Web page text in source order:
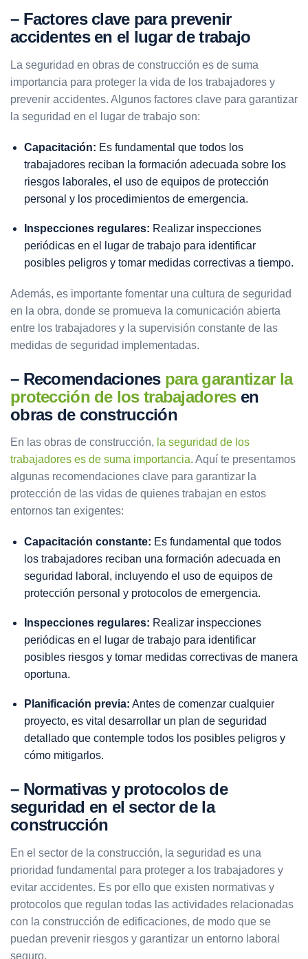
– Factores clave para prevenir
accidentes en el lugar de trabajo
La seguridad en obras de construcción es de suma
importancia para proteger la vida de los trabajadores y
prevenir accidentes. Algunos factores clave para garantizar
la seguridad en el lugar de trabajo son:
Capacitación: Es fundamental que todos los
trabajadores reciban la formación adecuada sobre los
riesgos laborales, el uso de equipos de protección
personal y los procedimientos de emergencia.
Inspecciones regulares: Realizar inspecciones
periódicas en el lugar de trabajo para identificar
posibles peligros y tomar medidas correctivas a tiempo.
Además, es importante fomentar una cultura de seguridad
en la obra, donde se promueva la comunicación abierta
entre los trabajadores y la supervisión constante de las
medidas de seguridad implementadas.
– Recomendaciones para garantizar la
protección de los trabajadoresen
obras de construcción
En las obras de construcción, la seguridad de los
trabajadores es de suma importancia. Aquí te presentamos
algunas recomendaciones clave para garantizar la
protección de las vidas de quienes trabajan en estos
entornos tan exigentes:
Capacitación constante: Es fundamental que todos
los trabajadores reciban una formación adecuada en
seguridad laboral, incluyendo el uso de equipos de
protección personal y protocolos de emergencia.
Inspecciones regulares: Realizar inspecciones
periódicas en el lugar de trabajo para identificar
posibles riesgos y tomar medidas correctivas de manera
oportuna.
Planificación previa: Antes de comenzar cualquier
proyecto, es vital desarrollar un plan de seguridad
detallado que contemple todos los posibles peligros y
cómo mitigarlos.
– Normativas y protocolos de
seguridad en el sector de la
construcción
En el sector de la construcción, la seguridad es una
prioridad fundamental para proteger a los trabajadores y
evitar accidentes. Es por ello que existen normativas y
protocolos que regulan todas las actividades relacionadas
con la construcción de edificaciones, de modo que se
puedan prevenir riesgos y garantizar un entorno laboral
seguro.